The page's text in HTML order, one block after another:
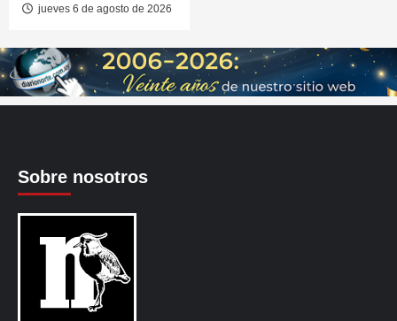
jueves 6 de agosto de 2026
Sobre nosotros